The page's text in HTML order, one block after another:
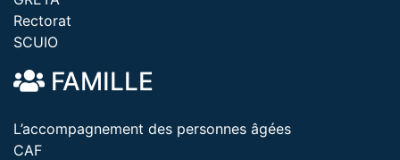
Rectorat
SCUIO
FAMILLE
L’accompagnement des personnes âgées
CAF